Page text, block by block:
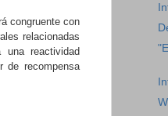
congruente con
relacionadas
reactividad
de recompensa